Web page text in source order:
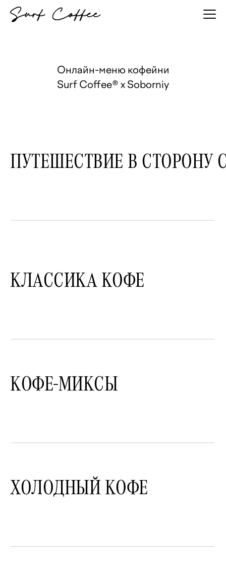
Онлайн-меню кофейни
Surf Coffee® x Soborniy
ПУТЕШЕСТВИЕ В СТОРОНУ
КЛАССИКА КОФЕ
КОФЕ-МИКСЫ
ХОЛОДНЫЙ КОФЕ